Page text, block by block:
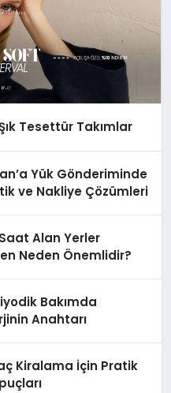
Tesettür Takımlar
Yük Gönderiminde
ve Nakliye Çözümleri
Alan Yerler
Neden Önemlidir?
Bakımda
Anahtarı
Kiralama İçin Pratik